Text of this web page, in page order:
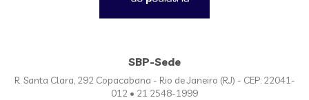
SBP-Sede
R. Santa Clara, 292 Copacabana - Rio de Janeiro (RJ) - CEP: 22041-
012 • 21 2548-1999